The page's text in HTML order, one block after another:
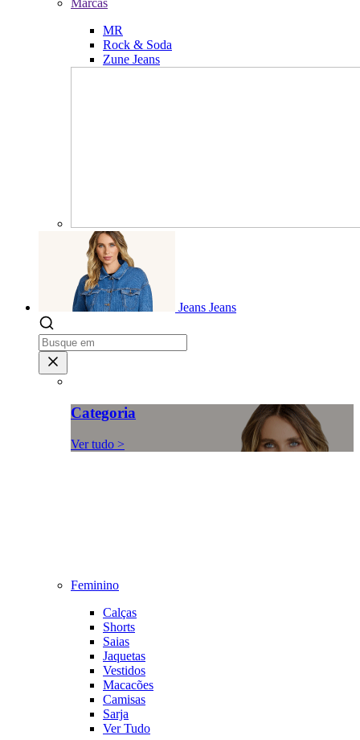
Marcas
MR
Rock & Soda
Zune Jeans
Jeans Jeans
Categoria
Ver tudo >
Feminino
Calças
Shorts
Saias
Jaquetas
Vestidos
Macacões
Camisas
Sarja
Ver Tudo